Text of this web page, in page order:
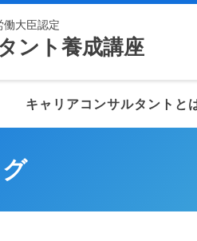
ント養成講座
大臣認定
キャリアコンサルタントと